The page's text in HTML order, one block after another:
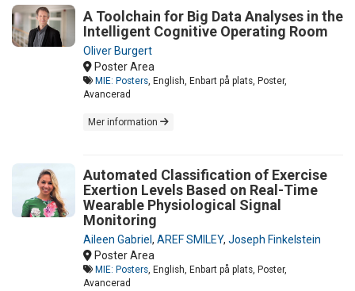
A Toolchain for Big Data Analyses in the
Intelligent Cognitive Operating Room
Oliver Burgert
Poster Area
MIE: Posters , English, Enbart på plats, Poster,
Avancerad
Mer information
Automated Classification of Exercise
Exertion Levels Based on Real-Time
Wearable Physiological Signal
Monitoring
Aileen Gabriel , AREF SMILEY, Joseph Finkelstein
Poster Area
MIE: Posters , English, Enbart på plats, Poster,
Avancerad